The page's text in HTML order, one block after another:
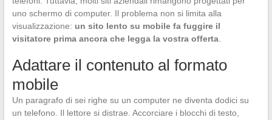
uno schermo di computer. Il problema non si limita alla
visualizzazione: un sito lento su mobile fa fuggire il
visitatore prima ancora che legga la vostra offerta.
Adattare il contenuto al formato
mobile
Un paragrafo di sei righe su un computer ne diventa dodici su
un telefono. Il lettore si distrae. Accorciare i blocchi di testo,